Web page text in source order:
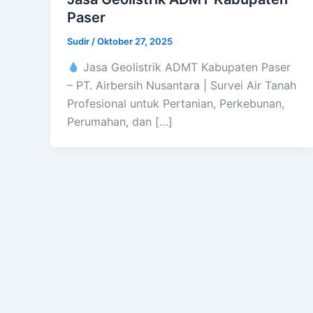
Paser
Sudir /Oktober 27, 2025
Jasa Geolistrik ADMT Kabupaten Paser
– PT. Airbersih Nusantara | Survei Air Tanah
Profesional untuk Pertanian, Perkebunan,
Perumahan, dan […]